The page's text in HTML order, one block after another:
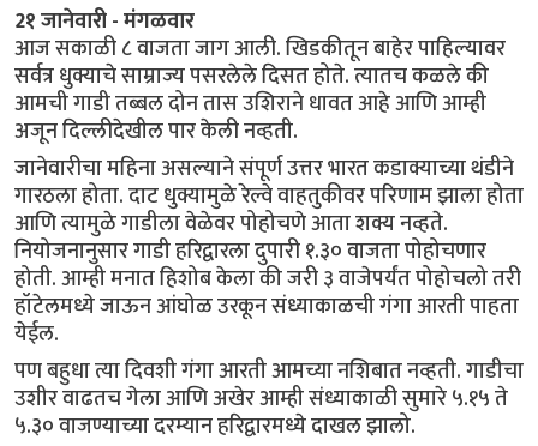
2१ जानेवारी - मंगळवार
आज सकाळी ८ वाजता जाग आली. खिडकीतून बाहेर पाहिल्यावर
सर्वत्र धुक्याचे साम्राज्य पसरलेले दिसत होते. त्यातच कळले की
आमची गाडी तब्बल दोन तास उशिराने धावत आहे आणि आम्ही
अजून दिल्लीदेखील पार केली नव्हती.
जानेवारीचा महिना असल्याने संपूर्ण उत्तर भारत कडाक्याच्या थंडीने
गारठला होता. दाट धुक्यामुळे रेल्वे वाहतुकीवर परिणाम झाला होता
आणि त्यामुळे गाडीला वेळेवर पोहोचणे आता शक्य नव्हते.
नियोजनानुसार गाडी हरिद्वारला दुपारी १.३० वाजता पोहोचणार
होती. आम्ही मनात हिशोब केला की जरी ३ वाजेपर्यंत पोहोचलो तरी
हॉटेलमध्ये जाऊन आंघोळ उरकून संध्याकाळची गंगा आरती पाहता
येईल.
पण बहुधा त्या दिवशी गंगा आरती आमच्या नशिबात नव्हती. गाडीचा
उशीर वाढतच गेला आणि अखेर आम्ही संध्याकाळी सुमारे ५.१५ ते
५.३० वाजण्याच्या दरम्यान हरिद्वारमध्ये दाखल झालो.